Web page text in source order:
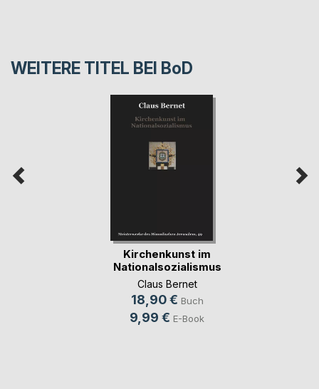
WEITERE TITEL BEI BoD
Kirchenkunst im
Nationalsozialismus
Claus Bernet
18,90 € Buch
9,99 € E-Book